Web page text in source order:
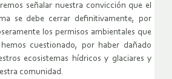
señalar nuestra convicción que el
se debe cerrar definitivamente, por
los permisos ambientales que
cuestionado, por haber dañado
ecosistemas hídricos y glaciares y
comunidad.